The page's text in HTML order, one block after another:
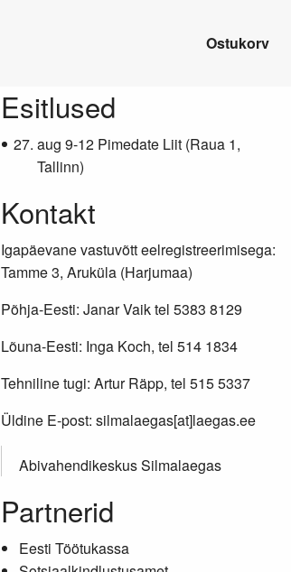
Ostukorv
Lisainfo
Esitlused
aug 9-12 Pimedate Liit (Raua 1,
Tallinn)
Kontakt
Igapäevane vastuvõtt eelregistreerimisega:
Tamme 3, Aruküla (Harjumaa)
Põhja-Eesti: Janar Vaik tel 5383 8129
Lõuna-Eesti: Inga Koch, tel 514 1834
Tehniline tugi: Artur Räpp, tel 515 5337
Üldine E-post: silmalaegas[at]laegas.ee
Abivahendikeskus Silmalaegas
Partnerid
Eesti Töötukassa